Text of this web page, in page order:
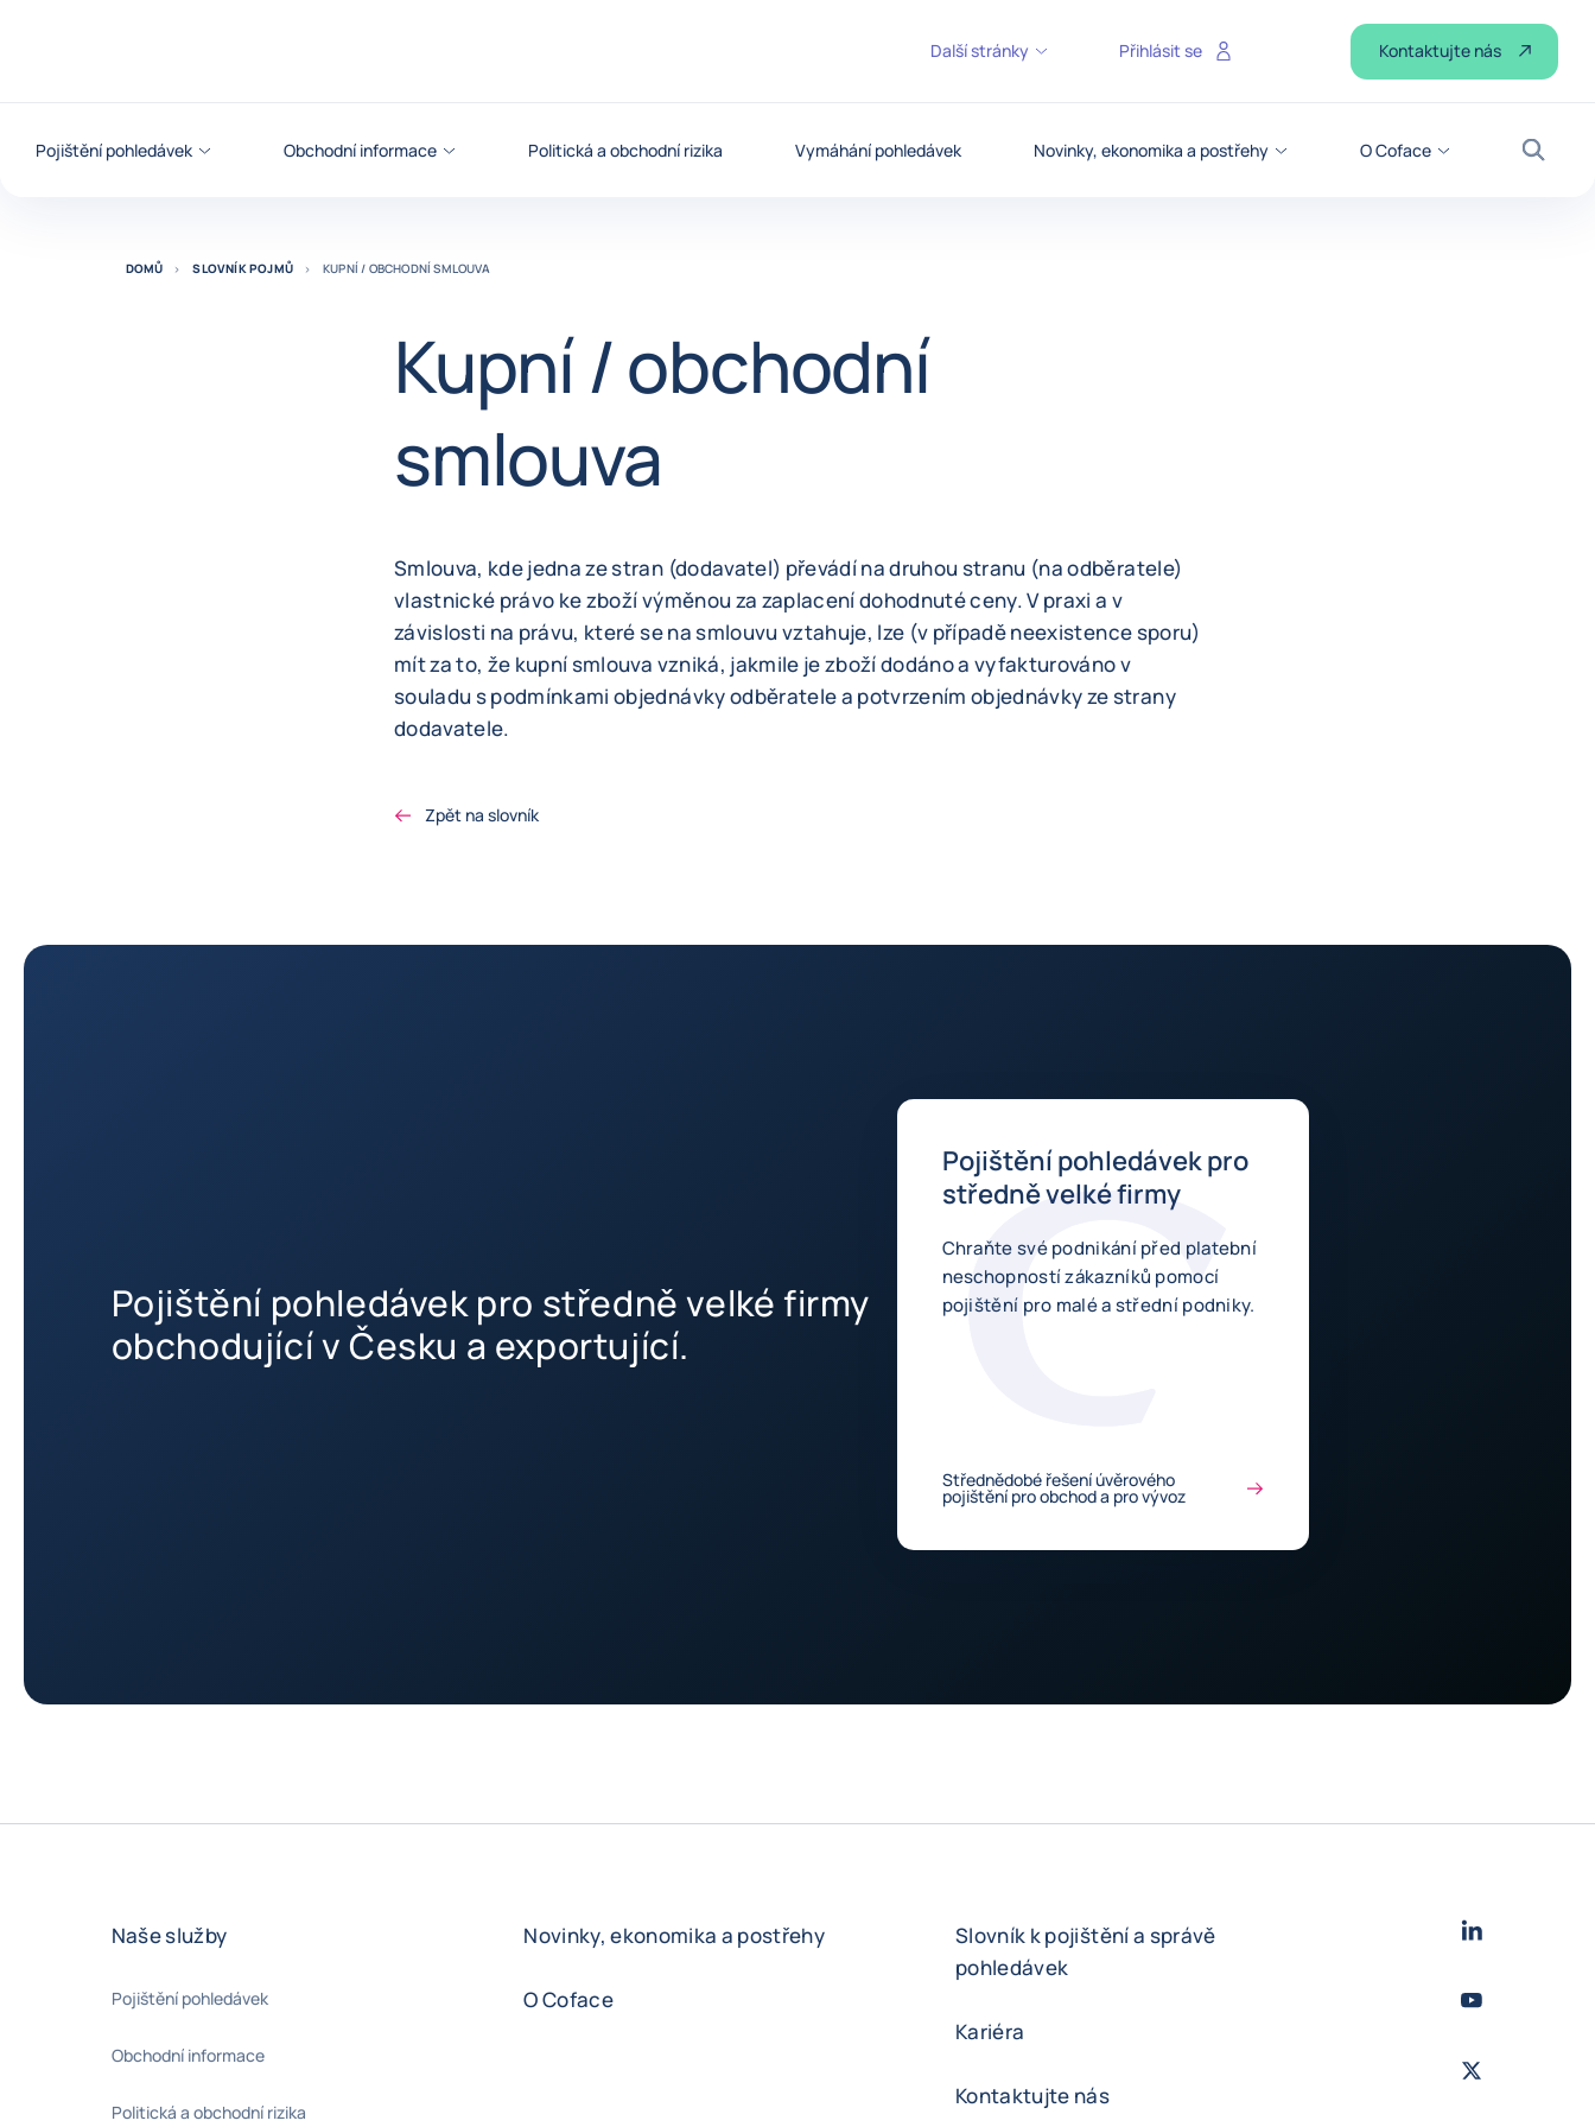
Pojištění pohledávek Obchodní informace Politická a obchodní rizika Vymáhání pohledávek Novinky, ekonomika a postřehy O Coface
Další stránky Přihlásit se Kontaktujte nás
DOMŮ SLOVNÍK POJMŮ KUPNÍ / OBCHODNÍ SMLOUVA
Kupní / obchodní
smlouva
Smlouva, kde jedna ze stran (dodavatel) převádí na druhou stranu (na odběratele)
vlastnické právo ke zboží výměnou za zaplacení dohodnuté ceny. V praxi a v
závislosti na právu, které se na smlouvu vztahuje, lze (v případě neexistence sporu)
mít za to, že kupní smlouva vzniká, jakmile je zboží dodáno a vyfakturováno v
souladu s podmínkami objednávky odběratele a potvrzením objednávky ze strany
dodavatele.
Zpět na slovník
Pojištění pohledávek pro středně velké firmy
obchodující v Česku a exportující.
Pojištění pohledávek pro
středně velké firmy
Chraňte své podnikání před platební
neschopností zákazníků pomocí
pojištění pro malé a střední podniky.
Střednědobé řešení úvěrového
pojištění pro obchod a pro vývoz
Naše služby
Pojištění pohledávek
Obchodní informace
Politická a obchodní rizika
Novinky, ekonomika a postřehy
O Coface
Slovník k pojištění a správě
pohledávek
Kariéra
Kontaktujte nás
LinkedIn
Youtube
Twitter